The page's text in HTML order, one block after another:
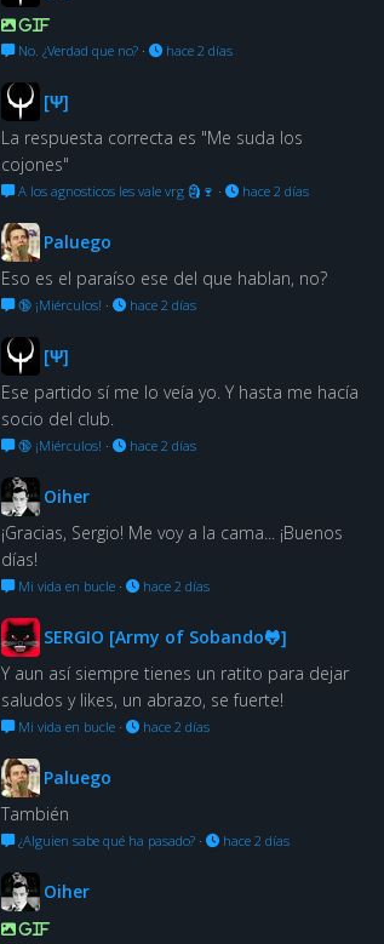
GIF
No. ¿Verdad que no? · hace 2 días
[Ψ]
La respuesta correcta es "Me suda los
cojones"
A los agnosticos les vale vrg 🗿🍷 · hace 2 días
Paluego
Eso es el paraíso ese del que hablan, no?
🔞 ¡Miérculos! · hace 2 días
[Ψ]
Ese partido sí me lo veía yo. Y hasta me hacía
socio del club.
🔞 ¡Miérculos! · hace 2 días
Oiher
¡Gracias, Sergio! Me voy a la cama... ¡Buenos
días!
Mi vida en bucle · hace 2 días
SERGIO [Army of Sobando🐸]
Y aun así siempre tienes un ratito para dejar
saludos y likes, un abrazo, se fuerte!
Mi vida en bucle · hace 2 días
Paluego
También
¿Alguien sabe qué ha pasado? · hace 2 días
Oiher
GIF